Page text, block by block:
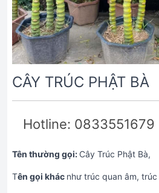
CÂY TRÚC PHẬT BÀ
Hotline: 0833551679
Tên thường gọi: Cây Trúc Phật Bà,
Tên gọi khác như trúc quan âm,